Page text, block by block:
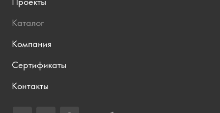
Каталог
Компания
Сертификаты
Контакты